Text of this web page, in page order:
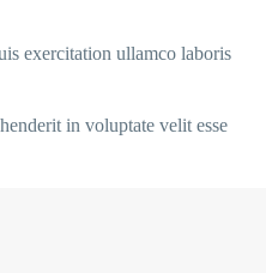
exercitation ullamco laboris
in voluptate velit esse